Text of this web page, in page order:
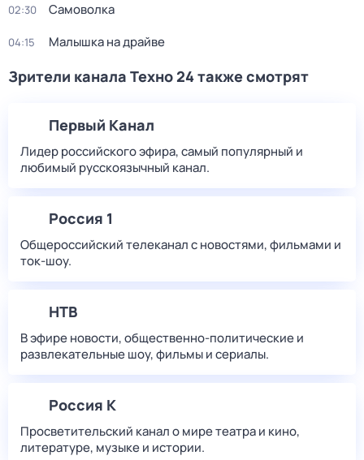
02:30 Самоволка
04:15 Малышка на драйве
Зрители канала Техно 24 также смотрят
Первый Канал
Лидер российского эфира, самый популярный и
любимый русскоязычный канал.
Россия 1
Общероссийский телеканал с новостями, фильмами и
ток-шоу.
НТВ
В эфире новости, общественно-политические и
развлекательные шоу, фильмы и сериалы.
Россия К
Просветительский канал о мире театра и кино,
литературе, музыке и истории.